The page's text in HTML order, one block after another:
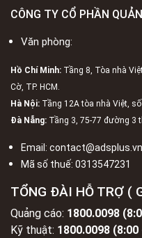
CÔNG TY CỔ PHẦN
Văn phòng:
Hồ Chí Minh: Tầng 8, Tòa nhà
Cờ, TP. HCM.
Hà Nội: Tầng 12A tòa nhà Việt,
Đà Nẵng: Tầng 3, 75-77 đường 3
Email: contact@adsplus.vn
Mã số thuế: 0313547231
TỔNG ĐÀI HỖ TRỢ (
Quảng cáo: 1800.0098
Kỹ thuật: 1800.0098 (8:00